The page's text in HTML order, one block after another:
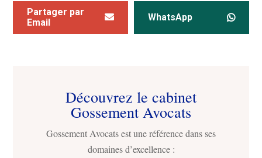
Partager par
Email
WhatsApp
Découvrez le cabinet
Gossement Avocats
Gossement Avocats est une référence dans ses
domaines d’excellence :